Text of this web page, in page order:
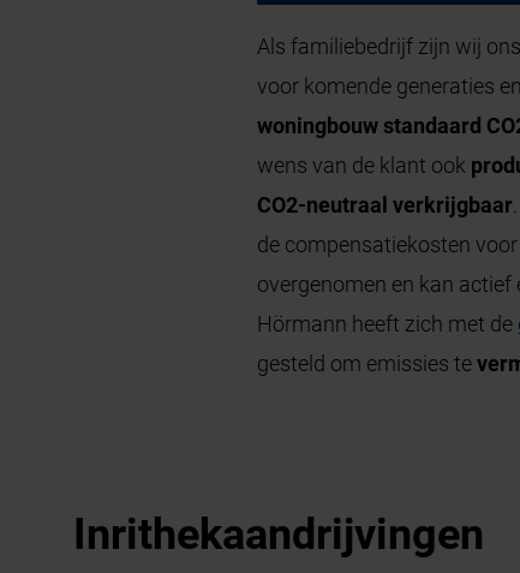
Als familiebedrijf zijn wij
voor komende generaties
woningbouw standaard
wens van de klant ook
CO2-neutraal verkrijgbaar
de compensatiekosten
overgenomen en kan actief
Hörmann heeft zich met de
gesteld om emissies te
Inrithekaandrijvingen